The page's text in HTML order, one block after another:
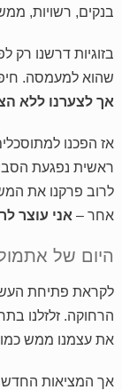
בנקים, רשויות,
בזוגיות דרשנו רק
שהוא למעמסה.
אך לצערנו ללא
אז הפכנו
ראשית נפגעת
לרוב פרקנו את
אחר – אני עוצר
היום של
לקראת פתיחת
הרחוקה. זלזלנו
את עצמנו ממש
אך המציאות